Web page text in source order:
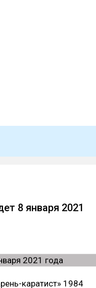
8 января 2021
каратист» 1984